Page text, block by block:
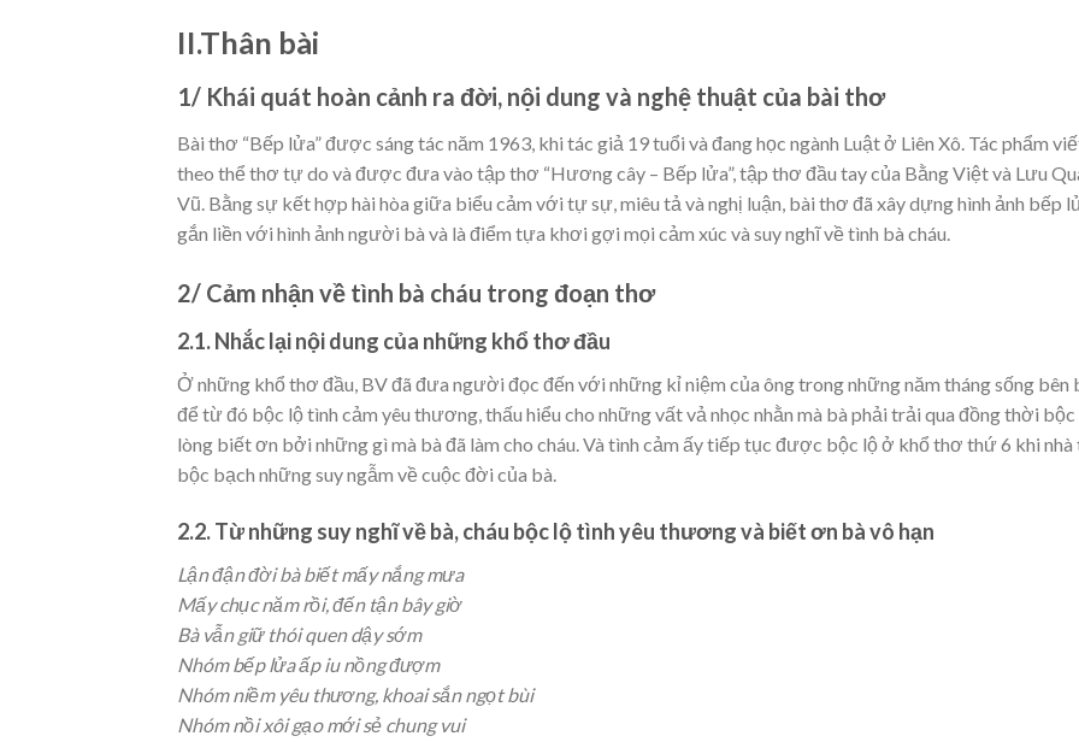
II.Thân bài
1/ Khái quát hoàn cảnh ra đời, nội dung và nghệ thuật của bài thơ
Bài thơ “Bếp lửa” được sáng tác năm 1963, khi tác giả 19 tuổi và đang học ngành Luật ở Liên Xô. Tác phẩm
theo thể thơ tự do và được đưa vào tập thơ “Hương cây – Bếp lửa”, tập thơ đầu tay của Bằng Việt và Lưu
Vũ. Bằng sự kết hợp hài hòa giữa biểu cảm với tự sự, miêu tả và nghị luận, bài thơ đã xây dựng hình ảnh bếp
gắn liền với hình ảnh người bà và là điểm tựa khơi gợi mọi cảm xúc và suy nghĩ về tình bà cháu.
2/ Cảm nhận về tình bà cháu trong đoạn thơ
2.1. Nhắc lại nội dung của những khổ thơ đầu
Ở những khổ thơ đầu, BV đã đưa người đọc đến với những kỉ niệm của ông trong những năm tháng sống bên
để từ đó bộc lộ tình cảm yêu thương, thấu hiểu cho những vất vả nhọc nhằn mà bà phải trải qua đồng thời bộc
lòng biết ơn bởi những gì mà bà đã làm cho cháu. Và tình cảm ấy tiếp tục được bộc lộ ở khổ thơ thứ 6 khi nhà
bộc bạch những suy ngẫm về cuộc đời của bà.
2.2. Từ những suy nghĩ về bà, cháu bộc lộ tình yêu thương và biết ơn bà vô hạn
Lận đận đời bà biết mấy nắng mưa
Mấy chục năm rồi, đến tận bây giờ
Bà vẫn giữ thói quen dậy sớm
Nhóm bếp lửa ấp iu nồng đượm
Nhóm niềm yêu thương, khoai sắn ngọt bùi
Nhóm nồi xôi gạo mới sẻ chung vui